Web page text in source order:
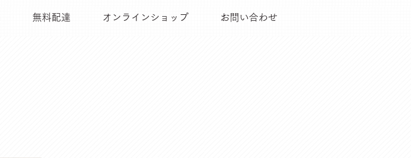
無料配達 オンラインショップ お問い合わせ